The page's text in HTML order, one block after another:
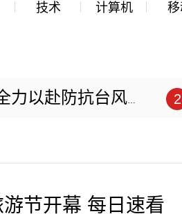
技术 计算机 移
赴防抗台风“苏拉”
节开幕 每日速看